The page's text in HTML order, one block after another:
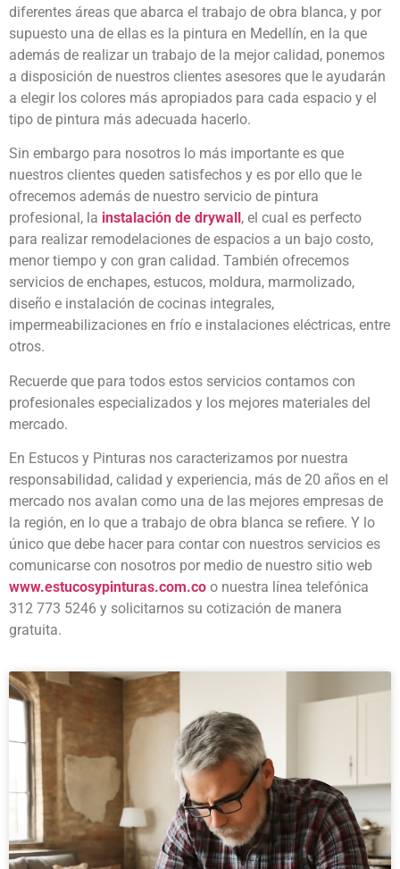
diferentes áreas que abarca el trabajo de obra blanca, y por
supuesto una de ellas es la pintura en Medellín, en la que
además de realizar un trabajo de la mejor calidad, ponemos
a disposición de nuestros clientes asesores que le ayudarán
a elegir los colores más apropiados para cada espacio y el
tipo de pintura más adecuada hacerlo.
Sin embargo para nosotros lo más importante es que
nuestros clientes queden satisfechos y es por ello que le
ofrecemos además de nuestro servicio de pintura
profesional, la instalación de drywall , el cual es perfecto
para realizar remodelaciones de espacios a un bajo costo,
menor tiempo y con gran calidad. También ofrecemos
servicios de enchapes, estucos, moldura, marmolizado,
diseño e instalación de cocinas integrales,
impermeabilizaciones en frío e instalaciones eléctricas, entre
otros.
Recuerde que para todos estos servicios contamos con
profesionales especializados y los mejores materiales del
mercado.
En Estucos y Pinturas nos caracterizamos por nuestra
responsabilidad, calidad y experiencia, más de 20 años en el
mercado nos avalan como una de las mejores empresas de
la región, en lo que a trabajo de obra blanca se refiere. Y lo
único que debe hacer para contar con nuestros servicios es
comunicarse con nosotros por medio de nuestro sitio web
www.estucosypinturas.com.co o nuestra línea telefónica
312 773 5246 y solicitarnos su cotización de manera
gratuita.